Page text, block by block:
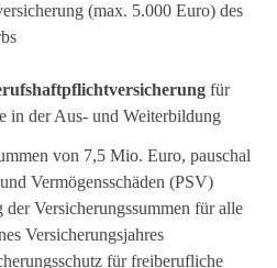
(max. 5.000 Euro) des
für
in der Aus- und Weiterbildung
von 7,5 Mio. Euro, pauschal
Vermögensschäden (PSV)
Versicherungssummen für alle
Versicherungsjahres
für freiberufliche